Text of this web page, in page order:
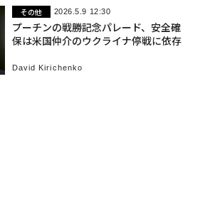
その他 2026.5.9 12:30
プーチンの戦勝記念パレード、安全確
保は米国仲介のウクライナ停戦に依存
David Kirichenko